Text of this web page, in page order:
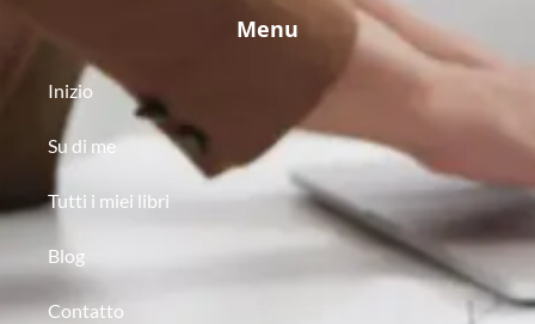
Menu
Inizio
Su di me
Tutti i miei libri
Blog
Contatto